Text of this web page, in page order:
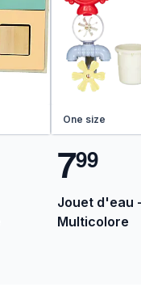
One size
799
Jouet d'eau
Multicolore